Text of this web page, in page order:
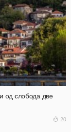
од слобода две
20